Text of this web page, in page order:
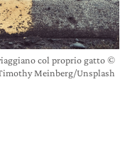
col proprio gatto ©
Meinberg/Unsplash